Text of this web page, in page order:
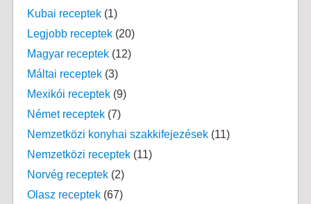
Kubai receptek(1)
Legjobb receptek(20)
Magyar receptek(12)
Máltai receptek(3)
Mexikói receptek(9)
Német receptek(7)
Nemzetközi konyhai szakkifejezések(11)
Nemzetközi receptek(11)
Norvég receptek(2)
Olasz receptek(67)